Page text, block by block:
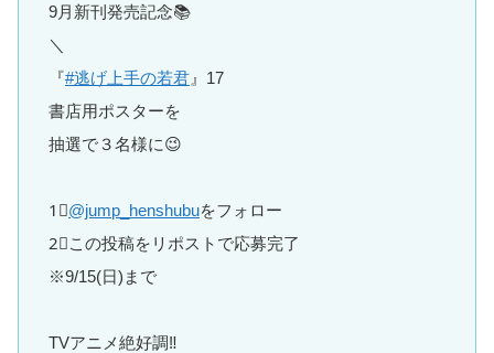
9月新刊発売記念📚
＼
『#逃げ上手の若君 』17
書店用ポスターを
抽選で３名様に😉
1⃣@jump_henshubuをフォロー
2⃣この投稿をリポストで応募完了
※9/15(日)まで
TVアニメ絶好調‼️